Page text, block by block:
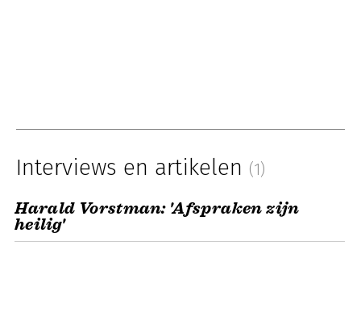
Interviews en artikelen (1)
Harald Vorstman: 'Afspraken zijn
heilig'